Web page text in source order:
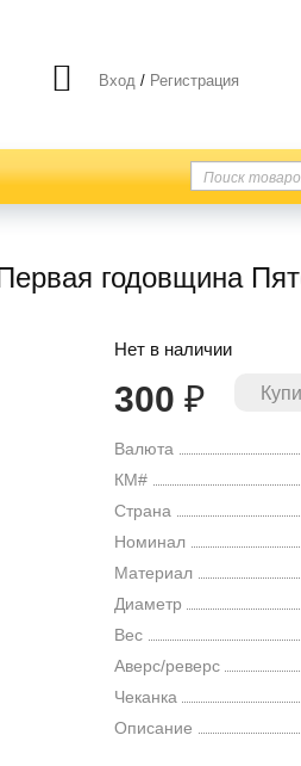
Вход/Регистрация
годовщина
Нет в наличии
300 ₽
Валюта
КМ#
Страна
Номинал
Материал
Диаметр
Вес
Аверс/реверс
Чеканка
Описание